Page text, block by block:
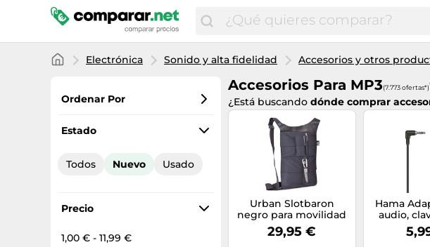
Electrónica Sonido y alta fidelidad Accesorios y otros
Ordenar Por
Favoritos
Precio total
Estado
Todos Nuevo Usado
Precio
1,00 € - 11,99 €
Accesorios Para MP3(7.773 ofertas*)
¿Está buscando dónde comprar
Urban Slotbaron
negro para movilidad
urbana
29,95 €
Hama
audio,
mm -
de 3,5